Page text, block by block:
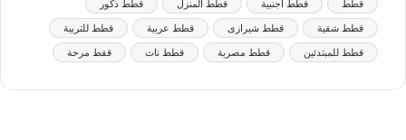
قطط قطط اجنبية قطط المنزل قطط ذكور
قطط شقية قطط شيرازى قطط عربية قطط للتربية
قطط للمبتدئين قطط مصرية قطط ناث ققط مرحة